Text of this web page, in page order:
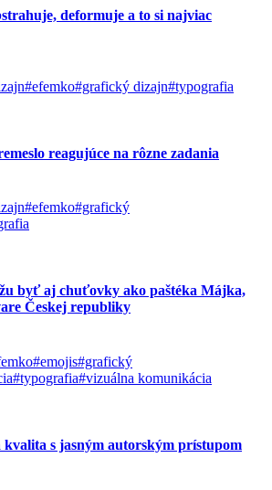
deformuje a to si najviac
#efemko#grafický dizajn#typografia
reagujúce na rôzne zadania
#efemko#grafický
byť aj chuťovky ako paštéka Májka,
Českej republiky
#emojis#grafický
#typografia#vizuálna komunikácia
s jasným autorským prístupom